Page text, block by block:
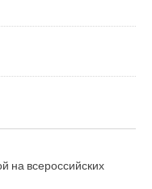
на всероссийских